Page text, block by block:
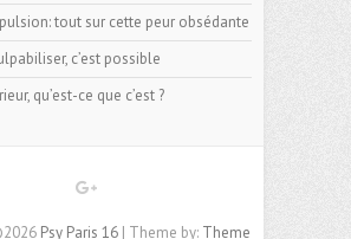
tout sur cette peur obsédante
c’est possible
qu’est-ce que c’est ?
Psy Paris 16| Theme by: Theme